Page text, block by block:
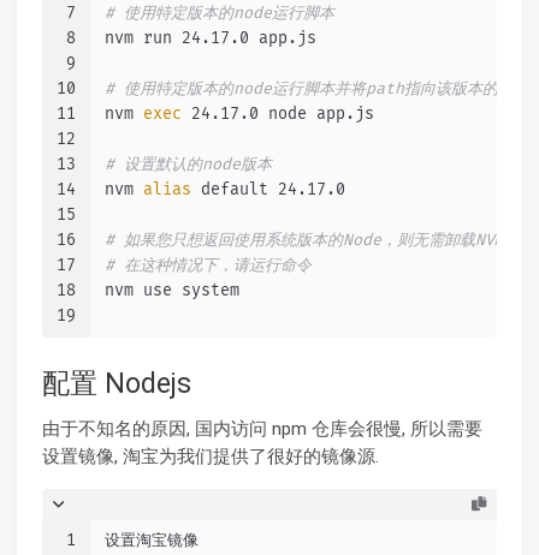
7
8
9
10
11
12
13
14
15
16
17
18
19
# 使用特定版本的node运行脚本
nvm run 24.17.0 app.js
# 使用特定版本的node运行脚本并将path指向该版本的node
nvm exec 24.17.0 node app.js
# 设置默认的node版本
nvm alias default 24.17.0
# 如果您只想返回使用系统版本的Node，则无需卸载NVM。
# 在这种情况下，请运行命令
nvm use system
配置 Nodejs
由于不知名的原因, 国内访问 npm 仓库会很慢, 所以需要
设置镜像, 淘宝为我们提供了很好的镜像源.
1
设置淘宝镜像